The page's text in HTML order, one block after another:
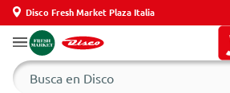
Disco Fresh Market Plaza Italia